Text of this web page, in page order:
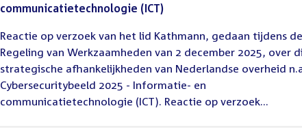
communicatietechnologie (ICT)
Reactie op verzoek van het lid Kathmann, gedaan tijdens de
Regeling van Werkzaamheden van 2 december 2025, over
strategische afhankelijkheden van Nederlandse overheid
Cybersecuritybeeld 2025 - Informatie- en
communicatietechnologie (ICT). Reactie op verzoek...